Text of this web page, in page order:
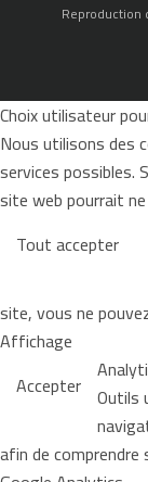
Reproduction
Choix utilisateur
Nous utilisons des
services possibles.
site web pourrait
Tout accepter
site, vous ne
Affichage
Accepter Outils
afin de